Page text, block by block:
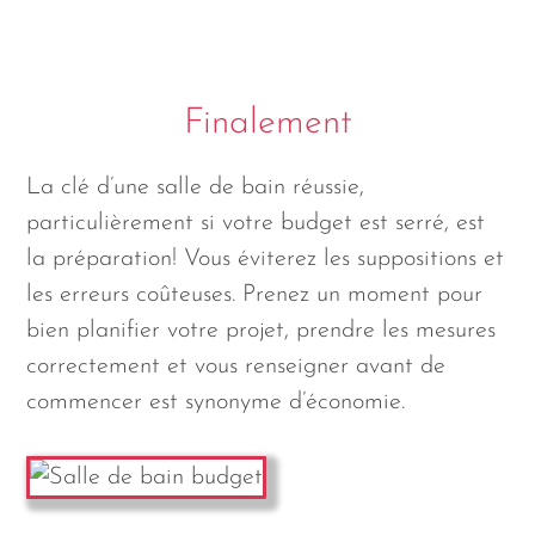
Finalement
La clé d’une salle de bain réussie,
particulièrement si votre budget est serré, est
la préparation! Vous éviterez les suppositions et
les erreurs coûteuses. Prenez un moment pour
bien planifier votre projet, prendre les mesures
correctement et vous renseigner avant de
commencer est synonyme d’économie.